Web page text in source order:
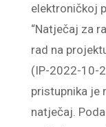
elektroničkoj
“Natječaj za
rad na
(IP-2022-10-
pristupnika je
natječaj.